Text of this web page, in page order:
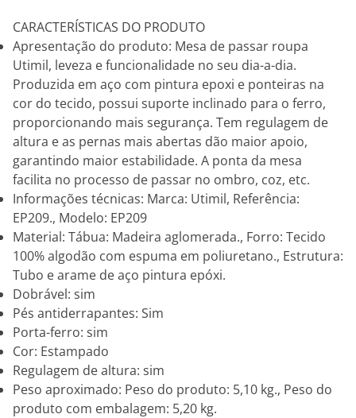
CARACTERÍSTICAS DO PRODUTO
Apresentação do produto: Mesa de passar roupa
Utimil, leveza e funcionalidade no seu dia-a-dia.
Produzida em aço com pintura epoxi e ponteiras na
cor do tecido, possui suporte inclinado para o ferro,
proporcionando mais segurança. Tem regulagem de
altura e as pernas mais abertas dão maior apoio,
garantindo maior estabilidade. A ponta da mesa
facilita no processo de passar no ombro, coz, etc.
Informações técnicas: Marca: Utimil, Referência:
EP209., Modelo: EP209
Material: Tábua: Madeira aglomerada., Forro: Tecido
100% algodão com espuma em poliuretano., Estrutura:
Tubo e arame de aço pintura epóxi.
Dobrável: sim
Pés antiderrapantes: Sim
Porta-ferro: sim
Cor: Estampado
Regulagem de altura: sim
Peso aproximado: Peso do produto: 5,10 kg., Peso do
produto com embalagem: 5,20 kg.